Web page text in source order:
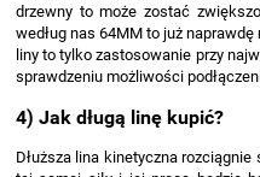
drzewny to może zostać
według nas 64MM to już
liny to tylko zastosowanie przy
sprawdzeniu możliwości
4) Jak długą linę kupić?
Dłuższa lina kinetyczna rozciągnie